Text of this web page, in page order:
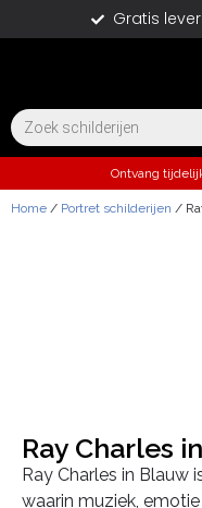
Gratis
Ontvang
Home / Portret schilderijen /
Ray Charles
Ray Charles in Blauw
waarin muziek,